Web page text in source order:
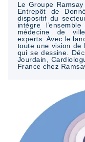
Le Groupe
Entrepôt de
dispositif du
intègre
médecine de
experts. Avec le
toute une vision de
qui se dessine.
Jourdain,
France chez